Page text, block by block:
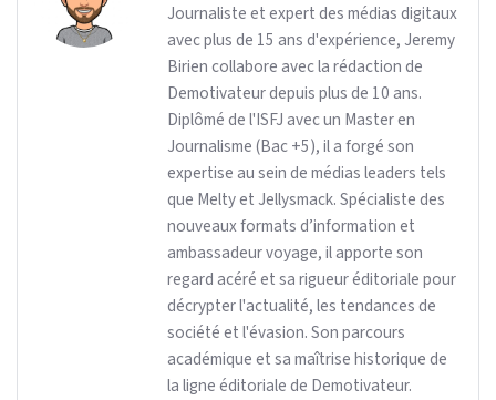
Journaliste et expert des médias digitaux
avec plus de 15 ans d'expérience, Jeremy
Birien collabore avec la rédaction de
Demotivateur depuis plus de 10 ans.
Diplômé de l'ISFJ avec un Master en
Journalisme (Bac +5), il a forgé son
expertise au sein de médias leaders tels
que Melty et Jellysmack. Spécialiste des
nouveaux formats d’information et
ambassadeur voyage, il apporte son
regard acéré et sa rigueur éditoriale pour
décrypter l'actualité, les tendances de
société et l'évasion. Son parcours
académique et sa maîtrise historique de
la ligne éditoriale de Demotivateur.